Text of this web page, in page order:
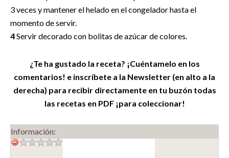
3 veces y mantener el helado en el congelador hasta el
momento de servir.
4Servir decorado con bolitas de azúcar de colores.
¿Te ha gustado la receta? ¡Cuéntamelo en los
comentarios! e inscríbete a la Newsletter (en alto a la
derecha) para recibir directamente en tu buzón todas
las recetas en PDF ¡para coleccionar!
Información: